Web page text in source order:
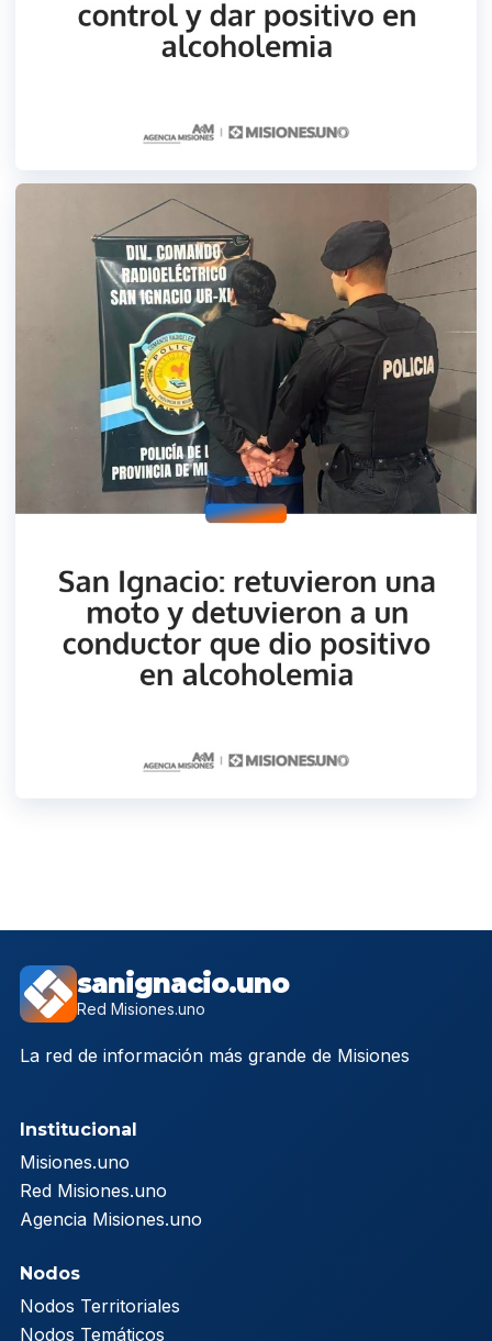
sanignacio.uno
Red Misiones.uno
La red de información más grande de Misiones
Institucional
Misiones.uno
Red Misiones.uno
Agencia Misiones.uno
Nodos
Nodos Territoriales
Nodos Temáticos